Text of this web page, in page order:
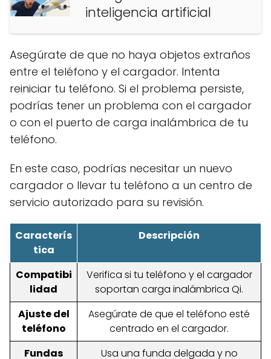
inteligencia artificial
Asegúrate de que no haya objetos extraños
entre el teléfono y el cargador. Intenta
reiniciar tu teléfono. Si el problema persiste,
podrías tener un problema con el cargador
o con el puerto de carga inalámbrica de tu
teléfono.
En este caso, podrías necesitar un nuevo
cargador o llevar tu teléfono a un centro de
servicio autorizado para su revisión.
Caracterís
tica
Descripción
Compatibi
lidad
Verifica si tu teléfono y el cargador
soportan carga inalámbrica Qi.
Ajuste del
teléfono
Asegúrate de que el teléfono esté
centrado en el cargador.
Fundas
Usa una funda delgada y no